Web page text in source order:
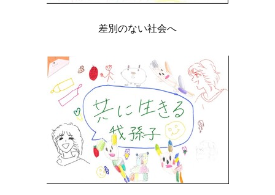
差別のない社会へ